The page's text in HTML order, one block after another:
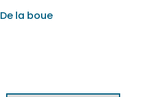
De la boue